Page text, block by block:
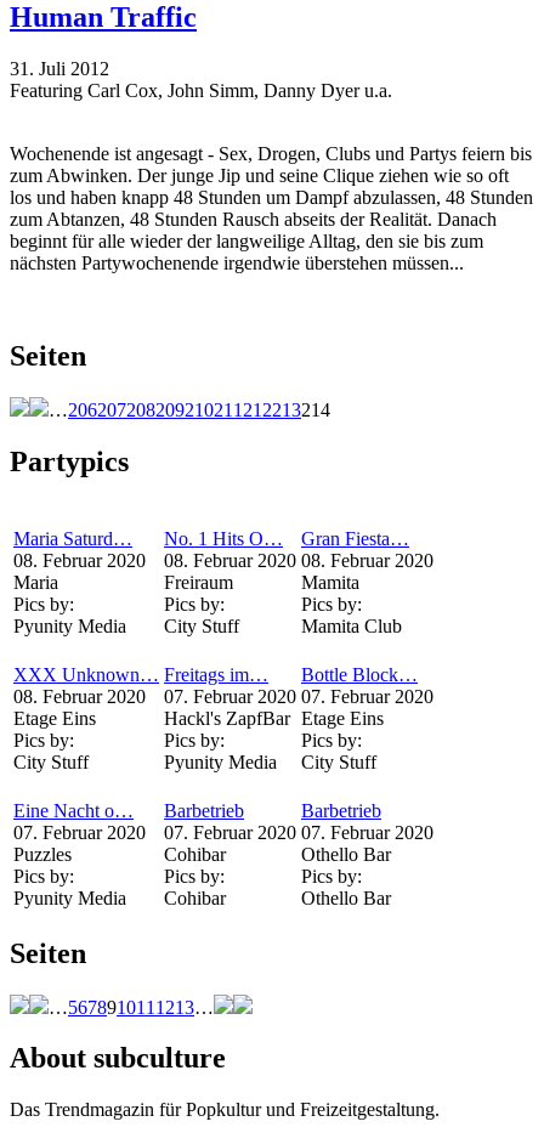
Human Traffic
31. Juli 2012
Featuring Carl Cox, John Simm, Danny Dyer u.a.
Wochenende ist angesagt - Sex, Drogen, Clubs und Partys feiern bis
zum Abwinken. Der junge Jip und seine Clique ziehen wie so oft
los und haben knapp 48 Stunden um Dampf abzulassen, 48 Stunden
zum Abtanzen, 48 Stunden Rausch abseits der Realität. Danach
beginnt für alle wieder der langweilige Alltag, den sie bis zum
nächsten Partywochenende irgendwie überstehen müssen...
Seiten
…206207208209210211 212213214
Partypics
Maria Saturd…
08. Februar 2020
Maria
Pics by:
Pyunity Media
No. 1 Hits O…
08. Februar 2020
Freiraum
Pics by:
City Stuff
Gran Fiesta…
08. Februar 2020
Mamita
Pics by:
Mamita Club
XXX Unknown…
08. Februar 2020
Etage Eins
Pics by:
City Stuff
Freitags im…
07. Februar 2020
Hackl's ZapfBar
Pics by:
Pyunity Media
Bottle Block…
07. Februar 2020
Etage Eins
Pics by:
City Stuff
Eine Nacht o…
07. Februar 2020
Puzzles
Pics by:
Pyunity Media
Barbetrieb
07. Februar 2020
Cohibar
Pics by:
Cohibar
Barbetrieb
07. Februar 2020
Othello Bar
Pics by:
Othello Bar
Seiten
…567891011 1213…
About subculture
Das Trendmagazin für Popkultur und Freizeitgestaltung.